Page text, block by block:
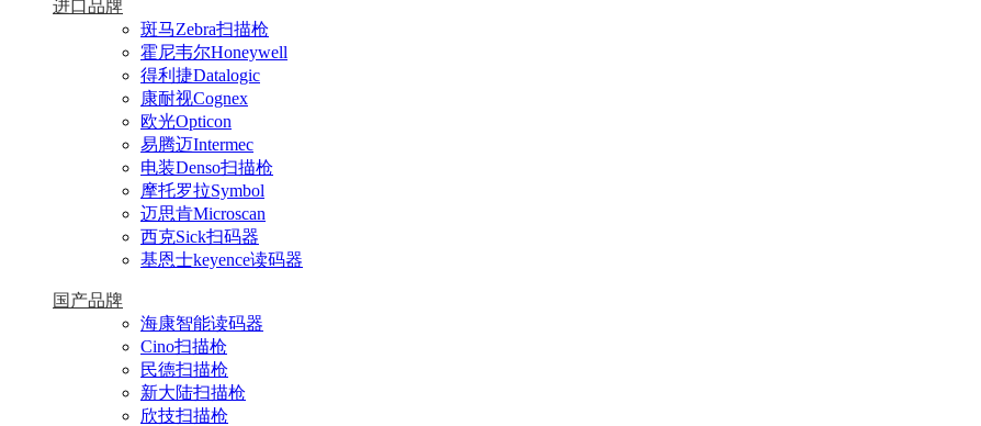
进口品牌
斑马Zebra扫描枪
霍尼韦尔Honeywell
得利捷Datalogic
康耐视Cognex
欧光Opticon
易腾迈Intermec
电装Denso扫描枪
摩托罗拉Symbol
迈思肯Microscan
西克Sick扫码器
基恩士keyence读码器
国产品牌
海康智能读码器
Cino扫描枪
民德扫描枪
新大陆扫描枪
欣技扫描枪